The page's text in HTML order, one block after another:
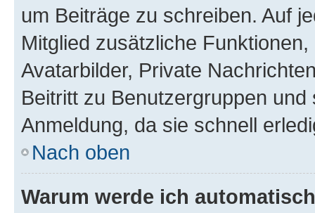
um Beiträge zu schreiben. Auf
Mitglied zusätzliche
Avatarbilder, Private
Beitritt zu Benutzergruppen
Anmeldung, da sie schnell
Nach oben
Warum werde ich